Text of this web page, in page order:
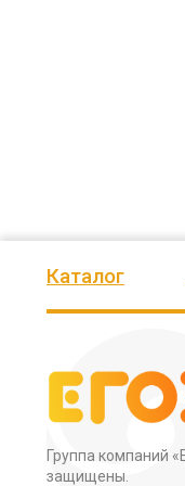
Каталог
Группа компаний
защищены.